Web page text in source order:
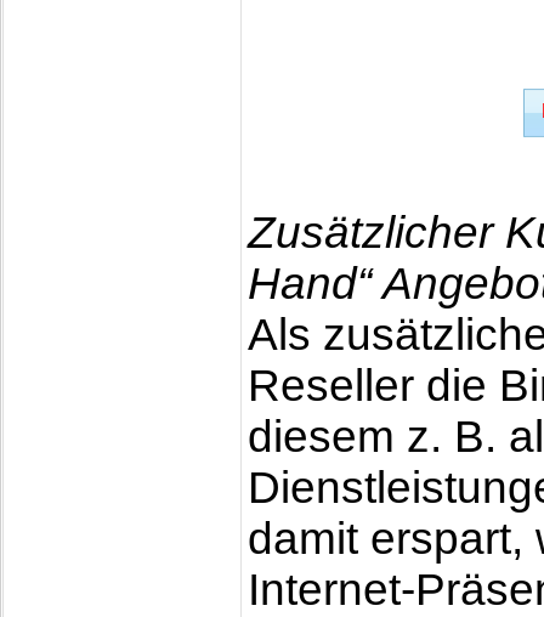
Zusätzlicher
Hand“
Als
Reseller die
diesem z. B.
damit erspart,
Internet-